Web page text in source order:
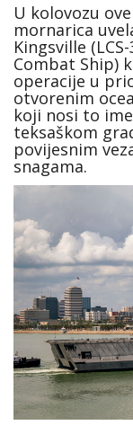
U kolovozu
mornarica
Kingsville
Combat Ship)
operacije u
otvorenim
koji nosi to
teksaškom
povijesnim
snagama.